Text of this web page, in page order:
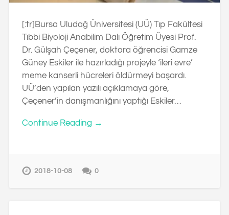
[:tr]Bursa Uludağ Üniversitesi (UÜ) Tıp Fakültesi
Tıbbi Biyoloji Anabilim Dalı Öğretim Üyesi Prof.
Dr. Gülşah Çeçener, doktora öğrencisi Gamze
Güney Eskiler ile hazırladığı projeyle ‘ileri evre’
meme kanserli hücreleri öldürmeyi başardı.
UÜ’den yapılan yazılı açıklamaya göre,
Çeçener’in danışmanlığını yaptığı Eskiler…
Continue Reading →
2018-10-08 0